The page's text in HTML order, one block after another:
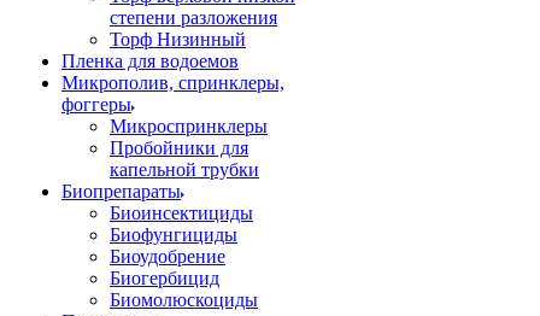
степени разложения
Торф Низинный
Пленка для водоемов
Микрополив, спринклеры,
фоггеры
Микроспринклеры
Пробойники для
капельной трубки
Биопрепараты
Биоинсектициды
Биофунгициды
Биоудобрение
Биогербицид
Биомолюскоциды